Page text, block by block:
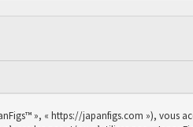
», « https://japanfigs.com »), vous